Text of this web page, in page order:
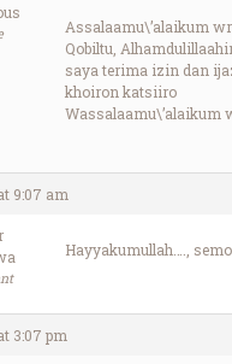
Assalaamu\’alaikum
Qobiltu,
saya terima izin dan
khoiron katsiiro
Wassalaamu\’alaikum
9:07 am
Hayyakumullah….,
3:07 pm